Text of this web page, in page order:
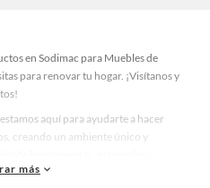
en Sodimac para Muebles de
para renovar tu hogar. ¡Visítanos y
aquí para ayudarte a hacer
creando un ambiente único y
crear un espacio más tú.
más